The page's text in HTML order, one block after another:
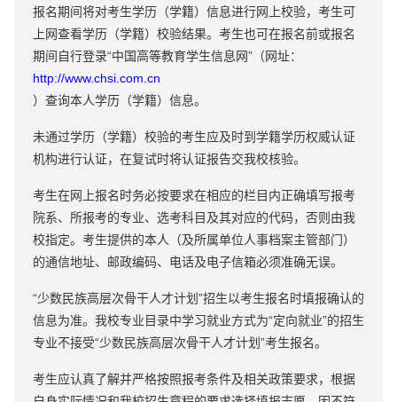
报名期间将对考生学历（学籍）信息进行网上校验，考生可
上网查看学历（学籍）校验结果。考生也可在报名前或报名
期间自行登录“中国高等教育学生信息网”（网址：
http://www.chsi.com.cn
）查询本人学历（学籍）信息。
未通过学历（学籍）校验的考生应及时到学籍学历权威认证
机构进行认证，在复试时将认证报告交我校核验。
考生在网上报名时务必按要求在相应的栏目内正确填写报考
院系、所报考的专业、选考科目及其对应的代码，否则由我
校指定。考生提供的本人（及所属单位人事档案主管部门）
的通信地址、邮政编码、电话及电子信箱必须准确无误。
“少数民族高层次骨干人才计划”招生以考生报名时填报确认的
信息为准。我校专业目录中学习就业方式为“定向就业”的招生
专业不接受“少数民族高层次骨干人才计划”考生报名。
考生应认真了解并严格按照报考条件及相关政策要求，根据